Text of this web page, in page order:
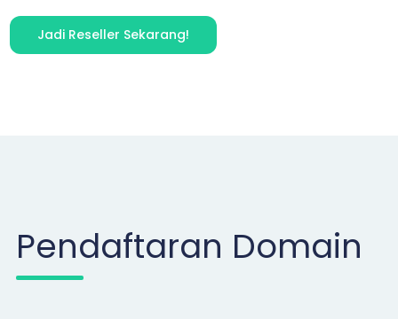
Jadi Reseller Sekarang!
Pendaftaran Domain